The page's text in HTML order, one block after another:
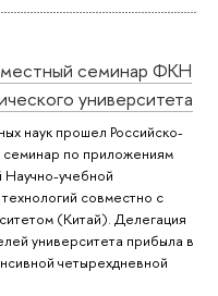
семинар ФКН
университета
наук прошел Российско-
семинар по приложениям
Научно-учебной
совместно с
(Китай). Делегация
университета прибыла в
четырехдневной